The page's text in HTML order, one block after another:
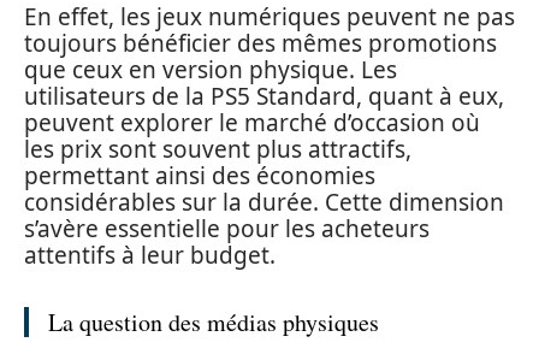
En effet, les jeux numériques peuvent ne pas
toujours bénéficier des mêmes promotions
que ceux en version physique. Les
utilisateurs de la PS5 Standard, quant à eux,
peuvent explorer le marché d’occasion où
les prix sont souvent plus attractifs,
permettant ainsi des économies
considérables sur la durée. Cette dimension
s’avère essentielle pour les acheteurs
attentifs à leur budget.
La question des médias physiques